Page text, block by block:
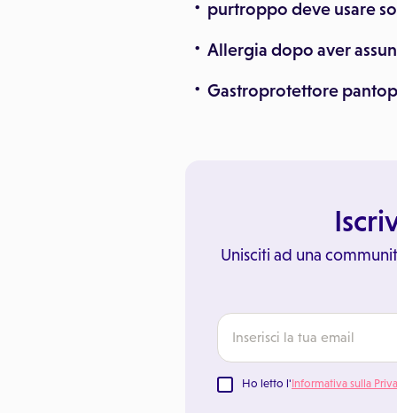
purtroppo deve usare
Allergia dopo aver
Gastroprotettore
Unisciti ad una
Ho letto l'Informativa sulla